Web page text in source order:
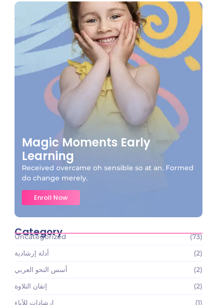
Magic Moments Early
Learning
Received overcame oh sensible so at an. Formed
do change merely.
Enroll Now
Category
Uncategorized
(73)
أدلة إرشادية
(2)
أسس النحو العربي
(2)
إتقان التلاوة
(2)
إرشادات للآباء
(1)